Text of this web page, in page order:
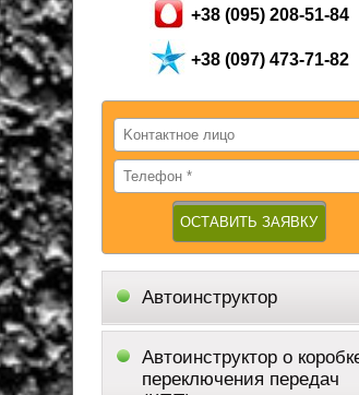
+38 (095) 208-51-84
+38 (097) 473-71-82
Автоинструктор
Автоинструктор о
переключения передач